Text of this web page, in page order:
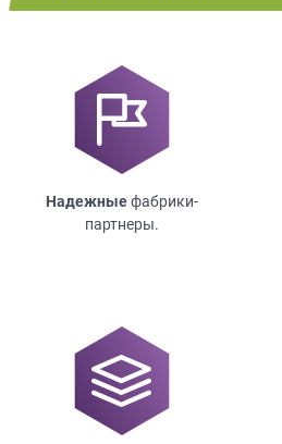
Надежныефабрики-
партнеры.